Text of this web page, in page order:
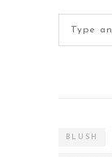
BLUSH